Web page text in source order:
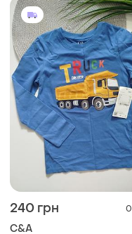
240 грн 0
C&A